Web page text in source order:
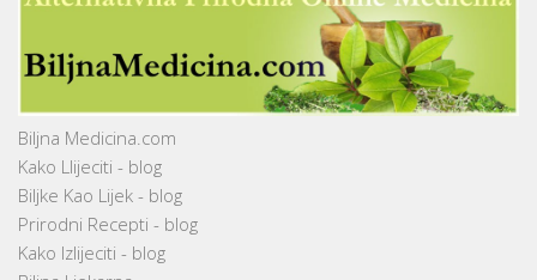
Biljna Medicina.com
Kako Llijeciti - blog
Biljke Kao Lijek - blog
Prirodni Recepti - blog
Kako Izlijeciti - blog